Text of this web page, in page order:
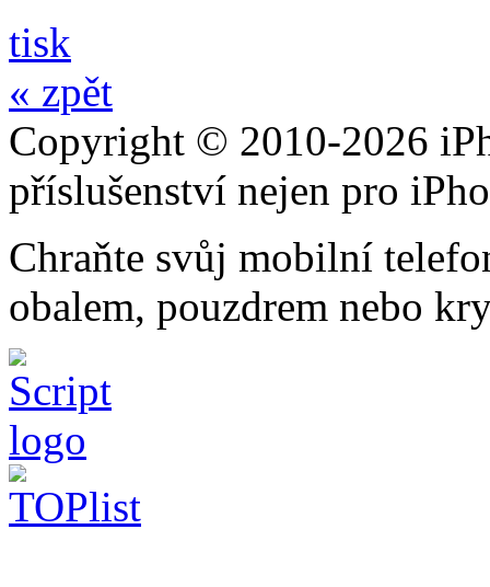
tisk
« zpět
Copyright © 2010-2026
příslušenství nejen pro
Chraňte svůj mobilní
obalem, pouzdrem nebo